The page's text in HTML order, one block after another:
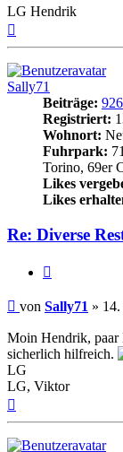
LG Hendrik
Sally71
Beiträge: 926
Registriert:
Wohnort:
Fuhrpark:
Torino, 69er
Likes
Likes
Re: Diverse
Beitrag
von Sally71 »
Moin Hendrik, paar
sicherlich hilfreich.
LG
LG, Viktor